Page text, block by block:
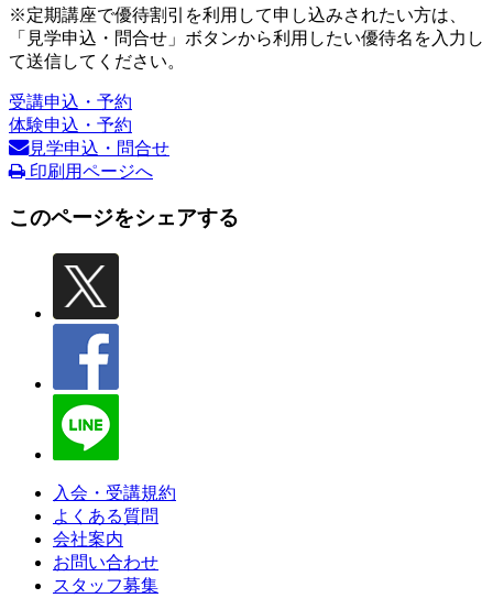
※定期講座で優待割引を利用して申し込みされたい方は、
「見学申込・問合せ」ボタンから利用したい優待名を入力し
て送信してください。
受講申込・予約
体験申込・予約
見学申込・問合せ
印刷用ページへ
このページをシェアする
入会・受講規約
よくある質問
会社案内
お問い合わせ
スタッフ募集